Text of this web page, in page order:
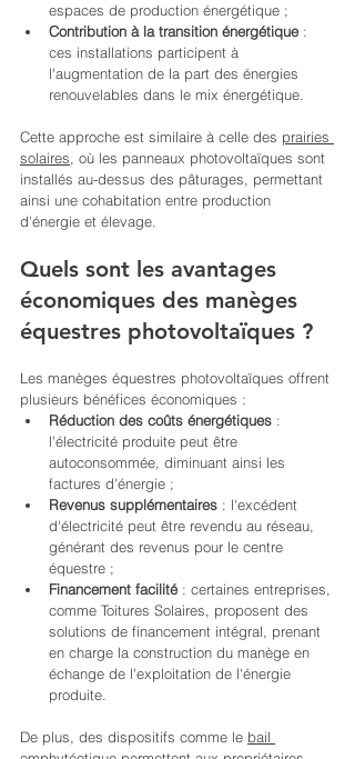
espaces de production énergétique ;
Contribution à la transition énergétique :
ces installations participent à
l'augmentation de la part des énergies
renouvelables dans le mix énergétique.
Cette approche est similaire à celle des prairies
solaires , où les panneaux photovoltaïques sont
installés au-dessus des pâturages, permettant
ainsi une cohabitation entre production
d'énergie et élevage.
Quels sont les avantages
économiques des manèges
équestres photovoltaïques ?
Les manèges équestres photovoltaïques offrent
plusieurs bénéfices économiques :
Réduction des coûts énergétiques :
l'électricité produite peut être
autoconsommée, diminuant ainsi les
factures d'énergie ;
Revenus supplémentaires : l'excédent
d'électricité peut être revendu au réseau,
générant des revenus pour le centre
équestre ;
Financement facilité : certaines entreprises,
comme Toitures Solaires, proposent des
solutions de financement intégral, prenant
en charge la construction du manège en
échange de l'exploitation de l'énergie
produite.
De plus, des dispositifs comme le bail